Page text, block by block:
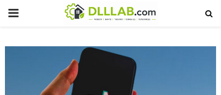
PRIMARY